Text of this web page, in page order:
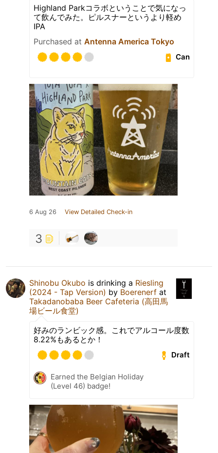
Highland Parkコラボということで気になっ
て飲んでみた。ピルスナーというより軽め
IPA
Purchased at Antenna America Tokyo
Can
6 Aug 26 View Detailed Check-in
3
Shinobu Okubo is drinking a Riesling
(2024 - Tap Version) by Boerenerf at
Takadanobaba Beer Cafeteria (高田馬
場ビール食堂)
好みのランビック感。これでアルコール度数
8.22%もあるとか！
Draft
Earned the Belgian Holiday
(Level 46) badge!